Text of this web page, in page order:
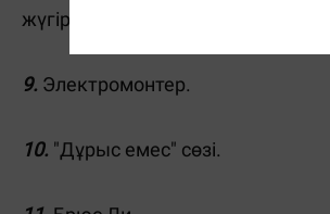
жүгіргені дұрыс.
9. Электромонтер.
10. "Дұрыс емес" сөзі.